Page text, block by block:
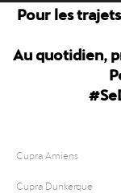
Pour les
Au quotidien,
Cupra Amiens
Cupra Dunkerque